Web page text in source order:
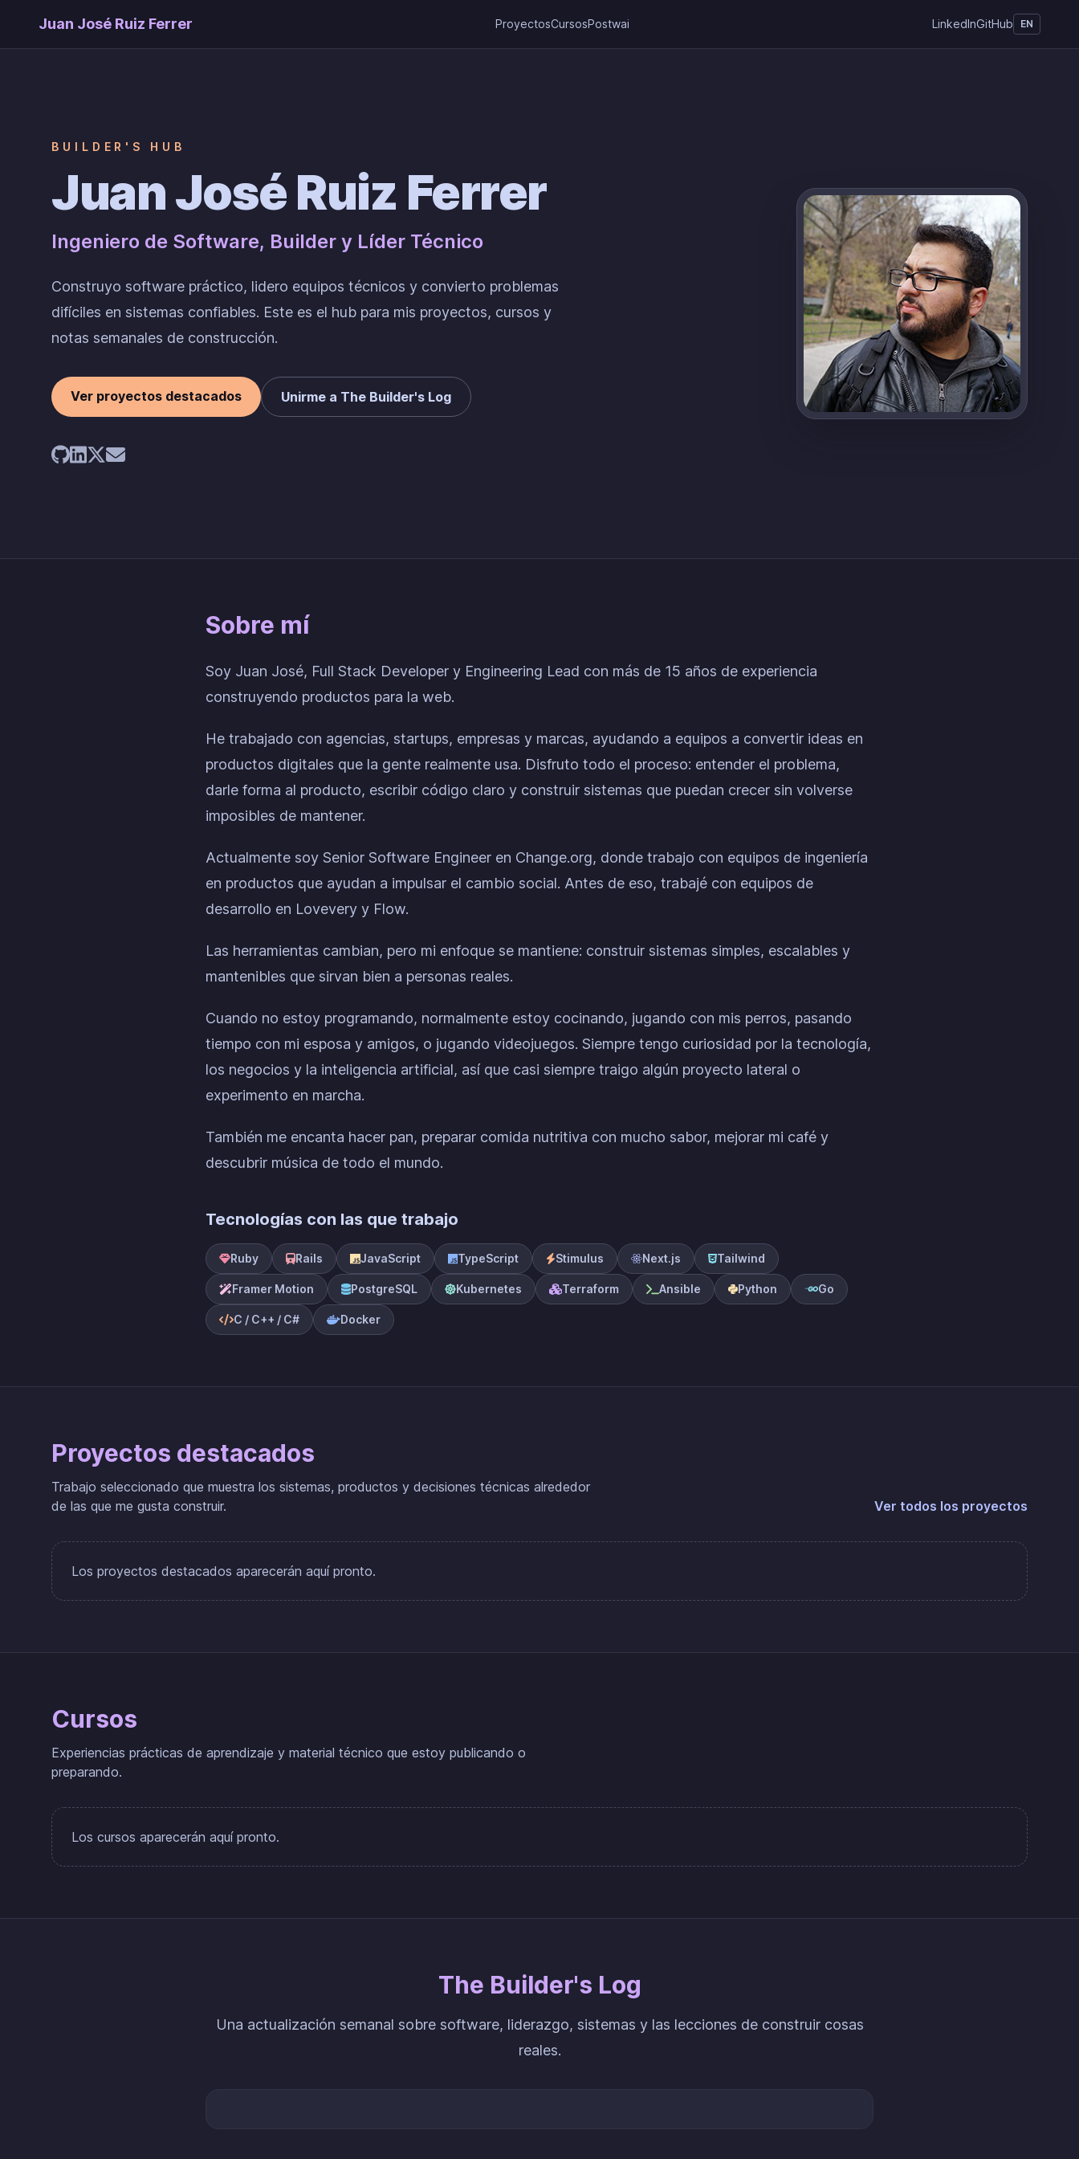
Juan José Ruiz Ferrer ProyectosCursosPostwai LinkedInGitHub EN
BUILDER'S HUB
Juan José Ruiz Ferrer
Ingeniero de Software, Builder y Líder Técnico
Construyo software práctico, lidero equipos técnicos y convierto problemas
difíciles en sistemas confiables. Este es el hub para mis proyectos, cursos y
notas semanales de construcción.
Ver proyectos destacados Unirme a The Builder's Log
Sobre mí
Soy Juan José, Full Stack Developer y Engineering Lead con más de 15 años de experiencia
construyendo productos para la web.
He trabajado con agencias, startups, empresas y marcas, ayudando a equipos a convertir ideas en
productos digitales que la gente realmente usa. Disfruto todo el proceso: entender el problema,
darle forma al producto, escribir código claro y construir sistemas que puedan crecer sin volverse
imposibles de mantener.
Actualmente soy Senior Software Engineer en Change.org, donde trabajo con equipos de ingeniería
en productos que ayudan a impulsar el cambio social. Antes de eso, trabajé con equipos de
desarrollo en Lovevery y Flow.
Las herramientas cambian, pero mi enfoque se mantiene: construir sistemas simples, escalables y
mantenibles que sirvan bien a personas reales.
Cuando no estoy programando, normalmente estoy cocinando, jugando con mis perros, pasando
tiempo con mi esposa y amigos, o jugando videojuegos. Siempre tengo curiosidad por la tecnología,
los negocios y la inteligencia artificial, así que casi siempre traigo algún proyecto lateral o
experimento en marcha.
También me encanta hacer pan, preparar comida nutritiva con mucho sabor, mejorar mi café y
descubrir música de todo el mundo.
Tecnologías con las que trabajo
Ruby Rails JavaScript TypeScript Stimulus Next.js Tailwind
Framer Motion PostgreSQL Kubernetes Terraform Ansible Python Go
C / C++ / C# Docker
Proyectos destacados
Trabajo seleccionado que muestra los sistemas, productos y decisiones técnicas alrededor
de las que me gusta construir.
Ver todos los proyectos
Los proyectos destacados aparecerán aquí pronto.
Cursos
Experiencias prácticas de aprendizaje y material técnico que estoy publicando o
preparando.
Los cursos aparecerán aquí pronto.
The Builder's Log
Una actualización semanal sobre software, liderazgo, sistemas y las lecciones de construir cosas
reales.